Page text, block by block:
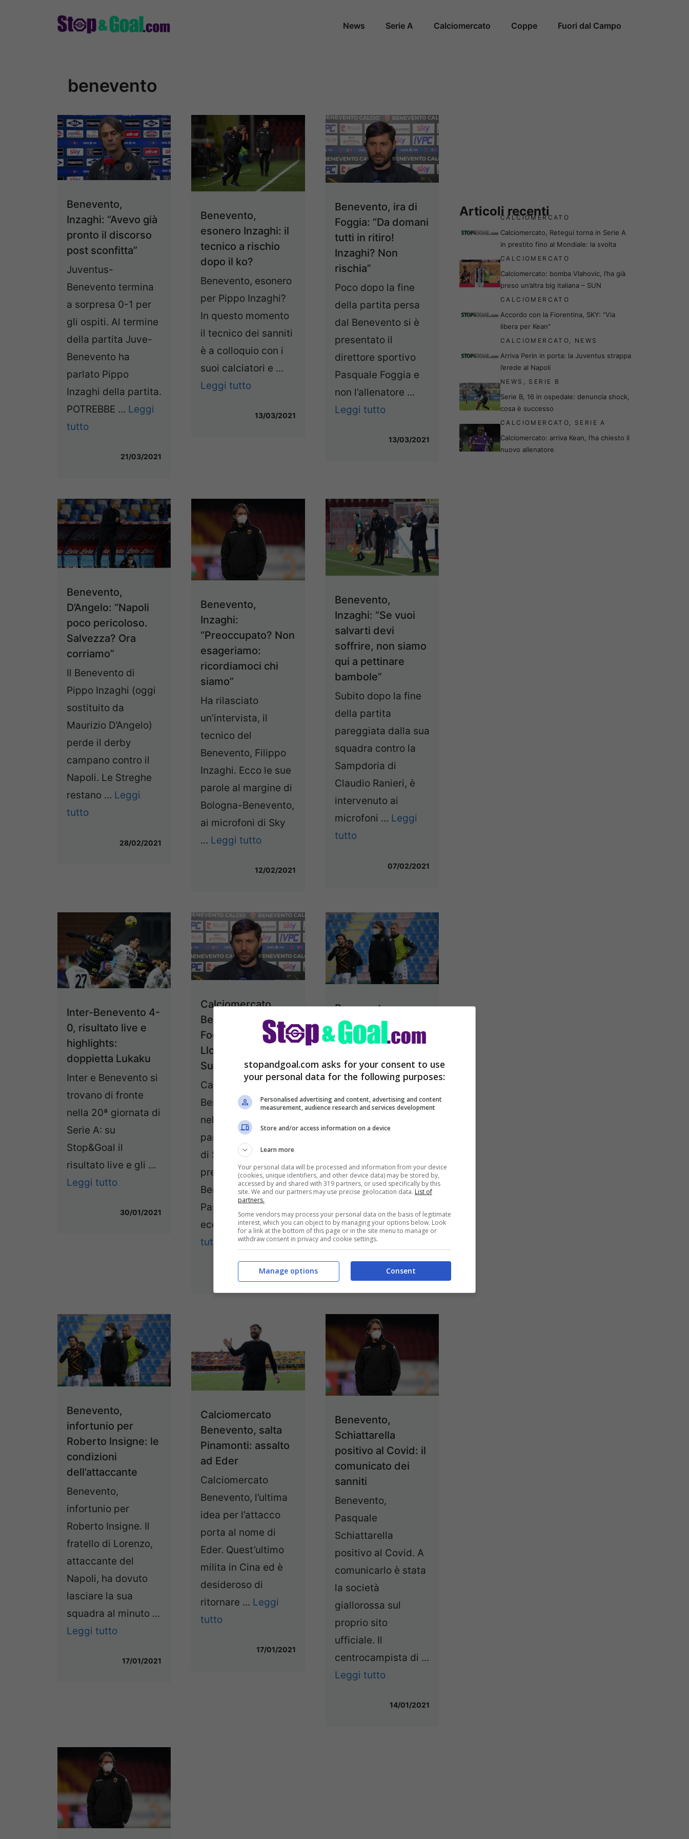
News Serie A Calciomercato Coppe Fuori dal Campo
benevento
Benevento,
Inzaghi: “Avevo già
pronto il discorso
post sconfitta”
Juventus-
Benevento termina
a sorpresa 0-1 per
gli ospiti. Al termine
della partita Juve-
Benevento ha
parlato Pippo
Inzaghi della partita.
POTREBBE ... Leggi
tutto
21/03/2021
Benevento,
esonero Inzaghi: il
tecnico a rischio
dopo il ko?
Benevento, esonero
per Pippo Inzaghi?
In questo momento
il tecnico dei sanniti
è a colloquio con i
suoi calciatori e ...
Leggi tutto
13/03/2021
Benevento, ira di
Foggia: “Da domani
tutti in ritiro!
Inzaghi? Non
rischia”
Poco dopo la fine
della partita persa
dal Benevento si è
presentato il
direttore sportivo
Pasquale Foggia e
non l’allenatore ...
Leggi tutto
13/03/2021
Benevento,
D’Angelo: “Napoli
poco pericoloso.
Salvezza? Ora
corriamo”
Il Benevento di
Pippo Inzaghi (oggi
sostituito da
Maurizio D’Angelo)
perde il derby
campano contro il
Napoli. Le Streghe
restano ... Leggi
tutto
28/02/2021
Benevento,
Inzaghi:
“Preoccupato? Non
esageriamo:
ricordiamoci chi
siamo”
Ha rilasciato
un’intervista, il
tecnico del
Benevento, Filippo
Inzaghi. Ecco le sue
parole al margine di
Bologna-Benevento,
ai microfoni di Sky
... Leggi tutto
12/02/2021
Benevento,
Inzaghi: “Se vuoi
salvarti devi
soffrire, non siamo
qui a pettinare
bambole”
Subito dopo la fine
della partita
pareggiata dalla sua
squadra contro la
Sampdoria di
Claudio Ranieri, è
intervenuto ai
microfoni ... Leggi
tutto
07/02/2021
Inter-Benevento 4-
0, risultato live e
highlights:
doppietta Lukaku
Inter e Benevento si
trovano di fronte
nella 20ª giornata di
Serie A: su
Stop&Goal il
risultato live e gli ...
Leggi tutto
30/01/2021
Calciomercato
Benevento, il ds
Foggia: “Eder o
Llorente? Vediamo.
Su Reynolds…”
Calciomercato
Benevento, Foggia
nel pre-partita Ha
parlato ai microfoni
di Sky Sport, nel
pre-partita di
Benevento-Torino,
Pasquale Foggia:
ecco le ...Leggi
tutto
22/01/2021
Benevento,
Inzaghi: “Ci siamo
montati la testa,
per terra”
della partita persa
dalla sua squadra
intervenuto ai
microfoni ...Leggi
tutto
Benevento,
infortunio per
Roberto Insigne: le
condizioni
dell’attaccante
Benevento,
infortunio per
Roberto Insigne. Il
fratello di Lorenzo,
attaccante del
Napoli, ha dovuto
lasciare la sua
squadra al minuto ...
Leggi tutto
17/01/2021
Calciomercato
Benevento, salta
Pinamonti: assalto
ad Eder
Calciomercato
Benevento, l’ultima
idea per l’attacco
porta al nome di
Eder. Quest’ultimo
milita in Cina ed è
desideroso di
ritornare ... Leggi
tutto
17/01/2021
Benevento,
Schiattarella
positivo al Covid: il
comunicato dei
sanniti
Benevento,
Pasquale
Schiattarella
positivo al Covid. A
comunicarlo è stata
la società
giallorossa sul
proprio sito
ufficiale. Il
centrocampista di ...
Leggi tutto
14/01/2021
Articoli recenti
CALCIOMERCATO
Calciomercato, Retegui torna in Serie A
in prestito fino al Mondiale: la svolta
CALCIOMERCATO
Calciomercato: bomba Vlahovic, l’ha già
preso un’altra big italiana – SUN
CALCIOMERCATO
Accordo con la Fiorentina, SKY: “Via
libera per Kean”
CALCIOMERCATO, NEWS
Arriva Perin in porta: la Juventus strappa
l’erede al Napoli
NEWS , SERIE B
Serie B, 16 in ospedale: denuncia shock,
cosa è successo
CALCIOMERCATO, SERIE A
Calciomercato: arriva Kean, l’ha chiesto il
nuovo allenatore
stopandgoal.com asks for your consent to use
your personal data for the following purposes:
Personalised advertising and content, advertising and content
measurement, audience research and services development
Store and/or access information on a device
Learn more
Your personal data will be processed and information from your device
(cookies, unique identifiers, and other device data) may be stored by,
accessed by and shared with 319 partners, or used specifically by this
site. We and our partners may use precise geolocation data. List of
partners.
Some vendors may process your personal data on the basis of legitimate
interest, which you can object to by managing your options below. Look
for a link at the bottom of this page or in the site menu to manage or
withdraw consent in privacy and cookie settings.
Consent
Manage options